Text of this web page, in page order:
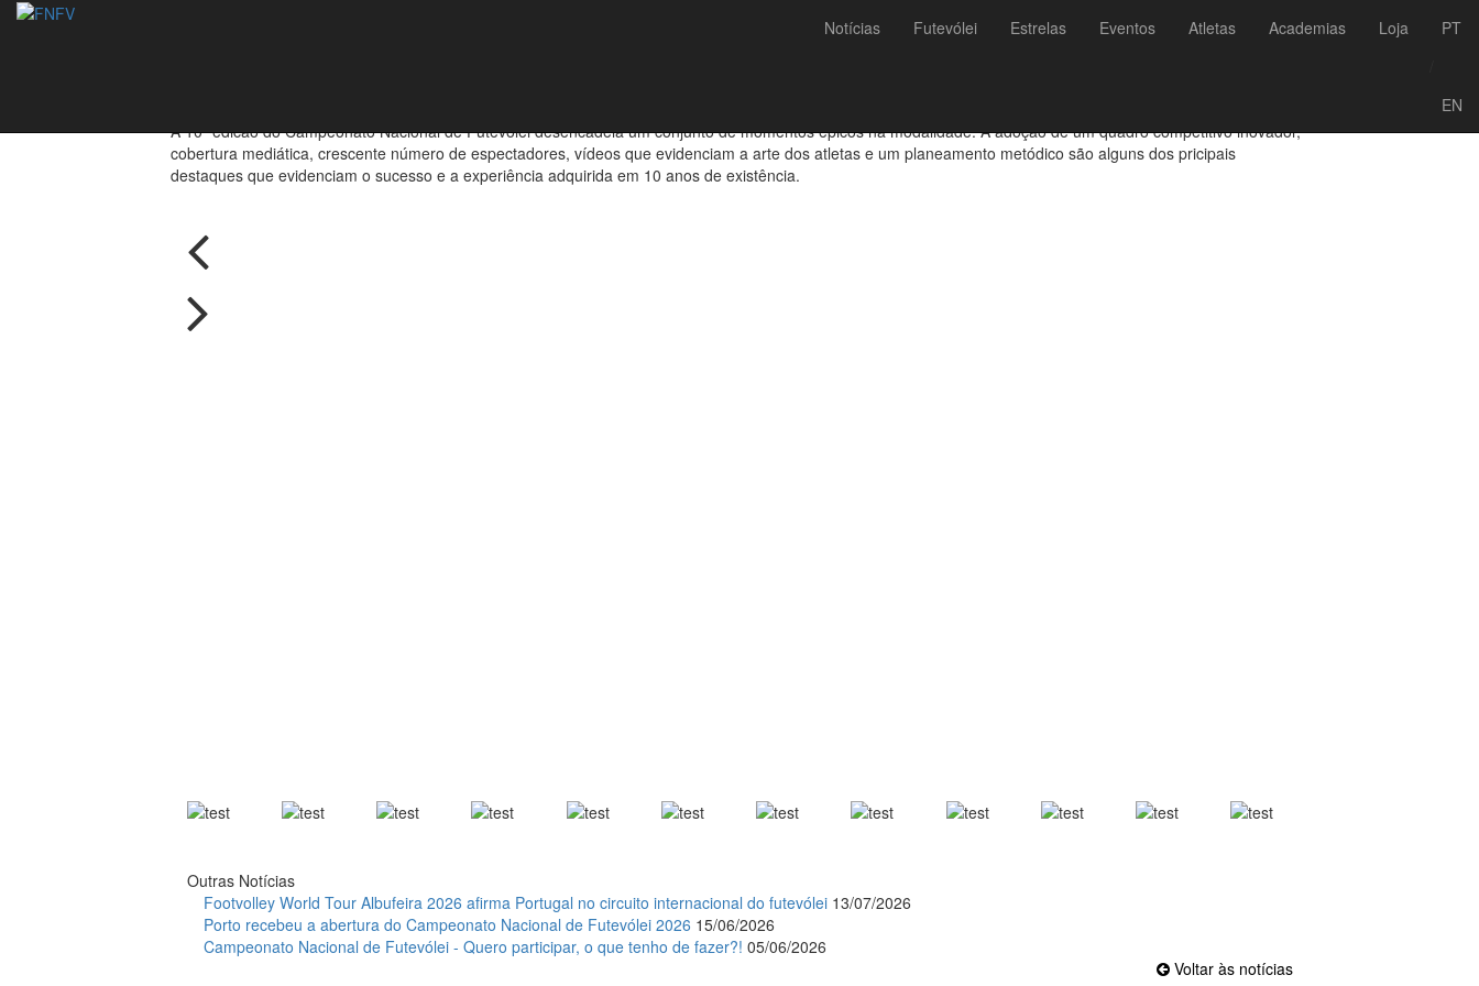
Notícias Futevólei Estrelas Eventos Atletas Academias Loja
PT
EN
A 10ª edicão do Campeonato Nacional de Futevólei desencadeia um conjunto de momentos épicos na modalidade. A adoção de um quadro competitivo inovador,
cobertura mediática, crescente número de espectadores, vídeos que evidenciam a arte dos atletas e um planeamento metódico são alguns dos pricipais
destaques que evidenciam o sucesso e a experiência adquirida em 10 anos de existência.
Outras Notícias
Footvolley World Tour Albufeira 2026 afirma Portugal no circuito internacional do futevólei 13/07/2026
Porto recebeu a abertura do Campeonato Nacional de Futevólei 2026 15/06/2026
Campeonato Nacional de Futevólei - Quero participar, o que tenho de fazer?! 05/06/2026
Voltar às notícias